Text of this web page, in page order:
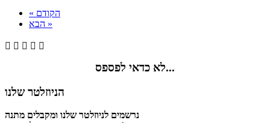
« הקודם
הבא »
    
לא כדאי לפספס...
הניוזלטר שלנו
נרשמים לניוזלטר שלנו ומקבלים מתנה